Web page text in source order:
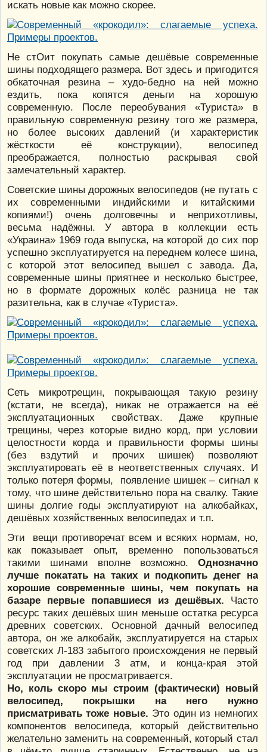
искать новые как можно скорее.
Не стОит покупать самые дешёвые современные
шины подходящего размера. Вот здесь и пригодится
обкаточная резина – худо-бедно на ней можно
ездить, пока копятся деньги на хорошую
современную. После переобувания «Туриста» в
правильную современную резину того же размера,
но более высоких давлений (и характеристик
жёсткости её конструкции), велосипед
преображается, полностью раскрывая свой
замечательный характер.
Советские шины дорожных велосипедов (не путать с
их современными индийскими и китайскими
копиями!) очень долговечны и неприхотливы,
весьма надёжны. У автора в коллекции есть
«Украина» 1969 года выпуска, на которой до сих пор
успешно эксплуатируется на переднем колесе шина,
с которой этот велосипед вышел с завода. Да,
современные шины приятнее и несколько быстрее,
но в формате дорожных колёс разница не так
разительна, как в случае «Туриста».
Сеть микротрещин, покрывающая такую резину
(кстати, не всегда), никак не отражается на её
эксплуатационных свойствах. Даже крупные
трещины, через которые видно корд, при условии
целостности корда и правильности формы шины
(без вздутий и прочих шишек) позволяют
эксплуатировать её в неответственных случаях. И
только потеря формы, появление шишек – сигнал к
тому, что шине действительно пора на свалку. Такие
шины долгие годы эксплуатируют на алкобайках,
дешёвых хозяйственных велосипедах и т.п.
Эти вещи противоречат всем и всяких нормам, но,
как показывает опыт, временно попользоваться
такими шинами вполне возможно. Однозначно
лучше покатать на таких и подкопить денег на
хорошие современные шины, чем покупать на
базаре первые попавшиеся из дешёвых. Часто
ресурс таких дешёвых шин меньше остатка ресурса
древних советских. Основной дачный велосипед
автора, он же алкобайк, эксплуатируется на старых
советских Л-183 забытого происхождения не первый
год при давлении 3 атм, и конца-края этой
эксплуатации не просматривается.
Но, коль скоро мы строим (фактически) новый
велосипед, покрышки на него нужно
присматривать тоже новые. Это один из немногих
компонентов велосипеда, который действительно
желательно заменить на современный, который стал